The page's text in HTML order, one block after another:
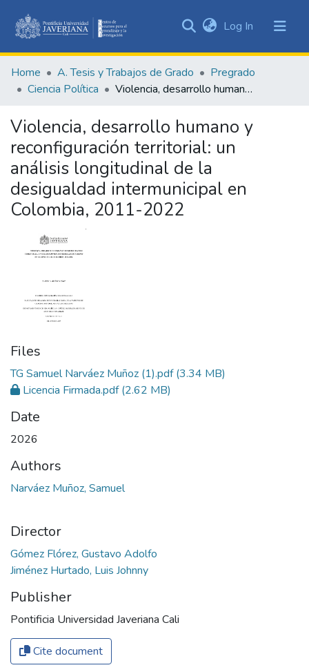
&
Collections
Statistics
Log In (current)
Home A. Tesis y Trabajos de Grado
Pregrado
Ciencia Política
Violencia, desarrollo humano y reconfiguración territorial: un análisis longitudinal de la desigualdad intermunicipal en Colombia, 2011-2022
Violencia, desarrollo humano y
reconfiguración territorial: un
análisis longitudinal de la
desigualdad intermunicipal en
Colombia, 2011-2022
Files
TG Samuel Narváez Muñoz (1).pdf(3.34 MB)
Licencia Firmada.pdf(2.62 MB)
Date
2026
Authors
Narváez Muñoz, Samuel
Director
Gómez Flórez, Gustavo Adolfo
Jiménez Hurtado, Luis Johnny
Publisher
Pontificia Universidad Javeriana Cali
Cite document